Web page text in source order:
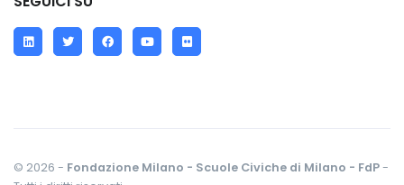
LinkedInTwitterFacebookYouTube
Flickr
© 2026 - Fondazione Milano - Scuole Civiche di Milano - FdP-